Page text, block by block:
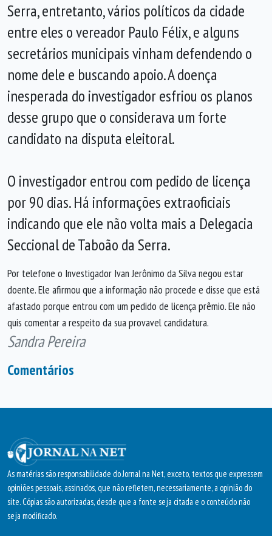
Serra, entretanto, vários políticos da cidade
entre eles o vereador Paulo Félix, e alguns
secretários municipais vinham defendendo o
nome dele e buscando apoio. A doença
inesperada do investigador esfriou os planos
desse grupo que o considerava um forte
candidato na disputa eleitoral.
O investigador entrou com pedido de licença
por 90 dias. Há informações extraoficiais
indicando que ele não volta mais a Delegacia
Seccional de Taboão da Serra.
Por telefone o Investigador Ivan Jerônimo da Silva negou estar
doente. Ele afirmou que a informação não procede e disse que está
afastado porque entrou com um pedido de licença prêmio. Ele não
quis comentar a respeito da sua provavel candidatura.
Sandra Pereira
Comentários
As matérias são responsabilidade do Jornal na Net, exceto, textos que expressem
opiniões pessoais, assinados, que não refletem, necessariamente, a opinião do
site. Cópias são autorizadas, desde que a fonte seja citada e o conteúdo não
seja modificado.